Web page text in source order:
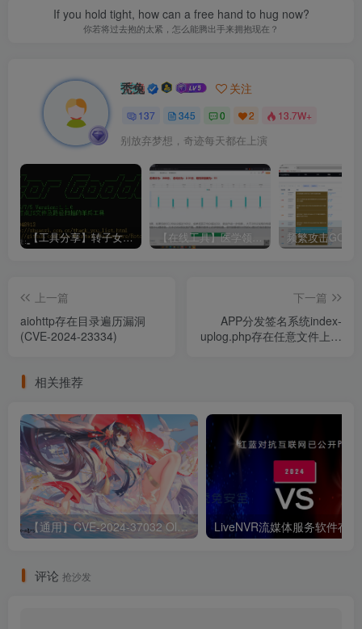
If you hold tight, how can a free hand to hug now?
你若将过去抱的太紧，怎么能腾出手来拥抱现在？
秃兔 关注
137 345 0 2 13.7W+
别放弃梦想，奇迹每天都在上演
【工具分享】转子女神Rotor_Goddess 【在线工具】医学领域·心理症状自评量表SCL-90
上一篇
aiohttp存在目录遍历漏洞
(CVE-2024-23334)
下一篇
APP分发签名系统index-
uplog.php存在任意文件上传
相关推荐
【通用】CVE-2024-37032 Ollama 远程代码执行漏洞
评论 抢沙发